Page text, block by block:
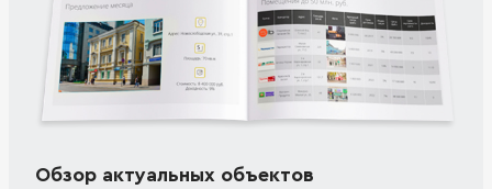
Обзор актуальных объектов